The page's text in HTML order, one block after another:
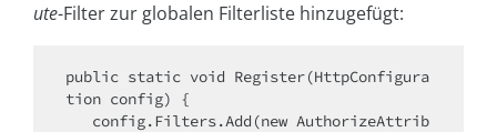
ute-Filter zur globalen Filterliste hinzugefügt:
public static void Register(HttpConfigura
tion config) {